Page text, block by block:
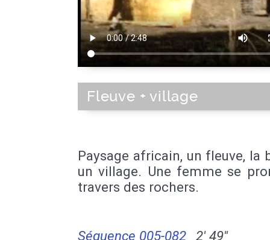
Fleuve + village
Paysage africain, un fleuve, la
un village. Une femme se
travers des rochers.
Séquence 005-082
2' 49''